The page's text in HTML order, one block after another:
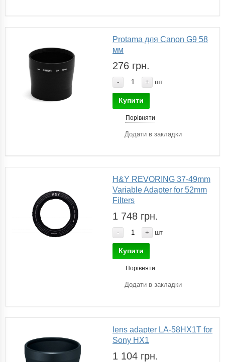
Protama для Canon G9 58
мм
276 грн.
- + шт
Купити
Порівняти
Додати в закладки
H&Y REVORING 37-49mm
Variable Adapter for 52mm
Filters
1 748 грн.
- + шт
Купити
Порівняти
Додати в закладки
lens adapter LA-58HX1T for
Sony HX1
1 104 грн.